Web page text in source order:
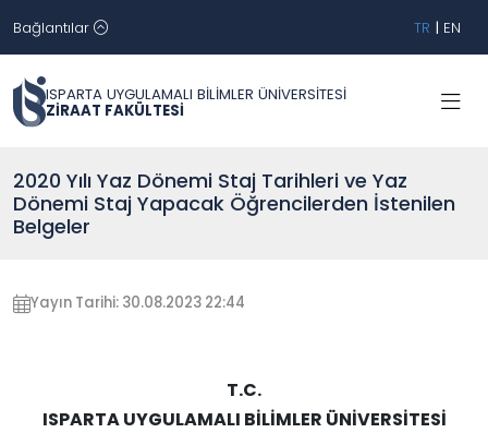
Bağlantılar TR | EN
ISPARTA UYGULAMALI BİLİMLER ÜNİVERSİTESİ
ZİRAAT FAKÜLTESİ
2020 Yılı Yaz Dönemi Staj Tarihleri ve Yaz
Dönemi Staj Yapacak Öğrencilerden İstenilen
Belgeler
Yayın Tarihi: 30.08.2023 22:44
T.C.
ISPARTA UYGULAMALI BİLİMLER ÜNİVERSİTESİ